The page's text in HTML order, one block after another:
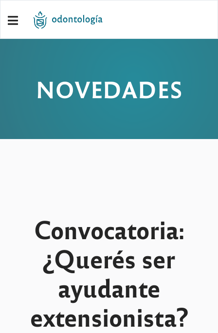
NOVEDADES
Convocatoria:
¿Querés ser
ayudante
extensionista?